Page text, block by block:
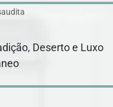
Deserto e Luxo